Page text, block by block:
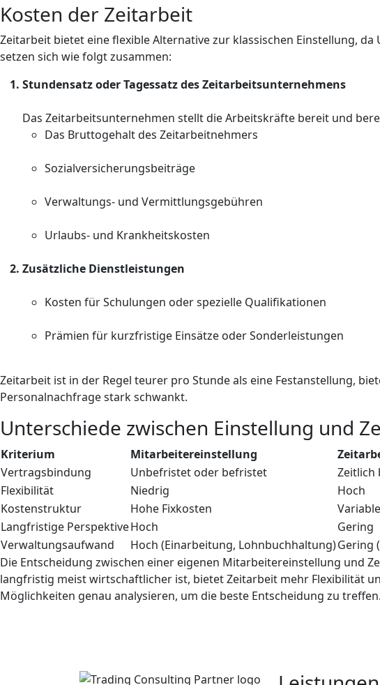
Kosten der Zeitarbeit
Zeitarbeit bietet eine flexible Alternative zur klassischen Einstellung,
setzen sich wie folgt zusammen:
Stundensatz oder Tagessatz des Zeitarbeitsunternehmens
Das Zeitarbeitsunternehmen stellt die Arbeitskräfte bereit und
Das Bruttogehalt des Zeitarbeitnehmers
Sozialversicherungsbeiträge
Verwaltungs- und Vermittlungsgebühren
Urlaubs- und Krankheitskosten
Zusätzliche Dienstleistungen
Kosten für Schulungen oder spezielle Qualifikationen
Prämien für kurzfristige Einsätze oder Sonderleistungen
Zeitarbeit ist in der Regel teurer pro Stunde als eine Festanstellung,
Personalnachfrage stark schwankt.
Unterschiede zwischen Einstellung und
Kriterium Mitarbeitereinstellung
Vertragsbindung
Unbefristet oder befristet
Zeitlich
Flexibilität
Niedrig
Hoch
Kostenstruktur
Hohe Fixkosten
Langfristige PerspektiveHoch
Gering
Verwaltungsaufwand
Hoch (Einarbeitung, Lohnbuchhaltung)Gering
Die Entscheidung zwischen einer eigenen Mitarbeitereinstellung und
langfristig meist wirtschaftlicher ist, bietet Zeitarbeit mehr Flexibilität
Möglichkeiten genau analysieren, um die beste Entscheidung zu treffen.